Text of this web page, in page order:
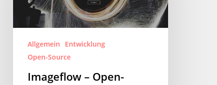
Bildbearbeitung
Allgemein
Entwicklung
Open-Source
Imageflow – Open-